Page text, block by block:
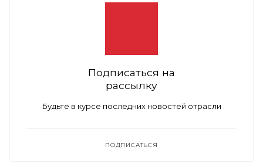
Подписаться на
рассылку
Будьте в курсе последних новостей отрасли
ПОДПИСАТЬСЯ